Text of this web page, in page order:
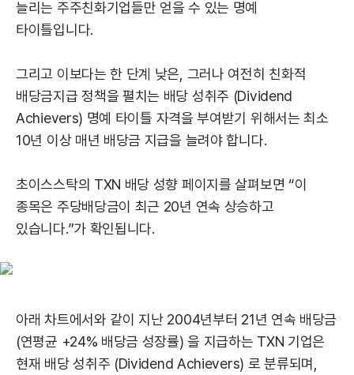
늘리는 주주친화기업들만 얻을 수 있는 명예
타이틀입니다.
그리고 이보다는 한 단계 낮은, 그러나 여전히 친화적
배당금지급 정책을 펼치는 배당 성취주 (Dividend
Achievers) 명예 타이틀 자격을 부여받기 위해서는 최소
10년 이상 매년 배당금 지급을 늘려야 합니다.
초이스스탁의 TXN 배당 성향 페이지를 살펴보면 “이
종목은 주당배당금이 최근 20년 연속 상승하고
있습니다.”가 확인됩니다.
아래 차트에서와 같이 지난 2004년부터 21년 연속 배당금
(연평균 +24% 배당금 성장률) 을 지급하는 TXN 기업은
현재 배당 성취주 (Dividend Achievers) 로 분류되며,